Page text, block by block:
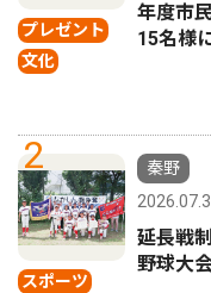
プレゼント
文化
年度市
15名様
2
スポーツ
秦野
延長戦
野球大